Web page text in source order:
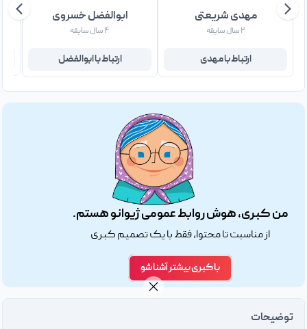
مهدی شریعتی
۲ سال سابقه
ارتباط با مهدی
ابوالفضل خسروی
۴ سال سابقه
ارتباط با ابوالفضل
من کبری، هوش روابط عمومی ژیوانو هستم.
از مناسبت تا محتوا، فقط با یک تصمیم کبری
با کبری بیشتر آشنا شو
توضیحات